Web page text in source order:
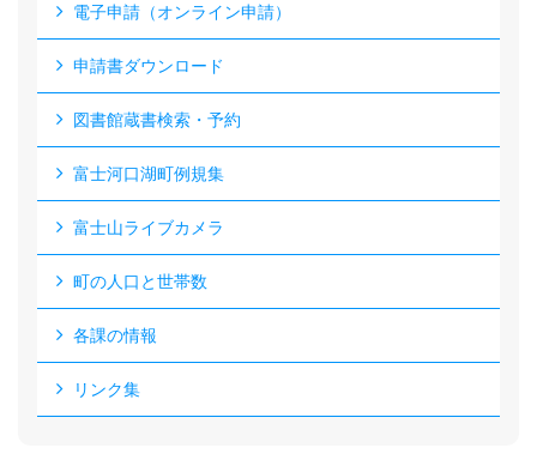
電子申請（オンライン申請）
申請書ダウンロード
図書館蔵書検索・予約
富士河口湖町例規集
富士山ライブカメラ
町の人口と世帯数
各課の情報
リンク集